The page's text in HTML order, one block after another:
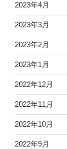
2023年4月
2023年3月
2023年2月
2023年1月
2022年12月
2022年11月
2022年10月
2022年9月